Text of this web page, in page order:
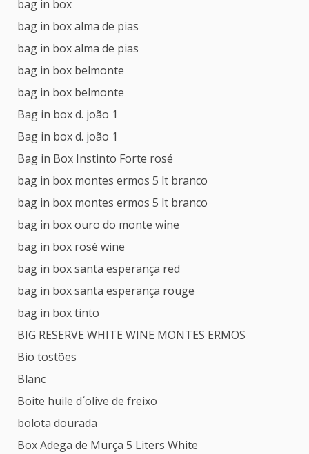
bag in box
bag in box alma de pias
bag in box alma de pias
bag in box belmonte
bag in box belmonte
Bag in box d. joão 1
Bag in box d. joão 1
Bag in Box Instinto Forte rosé
bag in box montes ermos 5 lt branco
bag in box montes ermos 5 lt branco
bag in box ouro do monte wine
bag in box rosé wine
bag in box santa esperança red
bag in box santa esperança rouge
bag in box tinto
BIG RESERVE WHITE WINE MONTES ERMOS
Bio tostões
Blanc
Boite huile d´olive de freixo
bolota dourada
Box Adega de Murça 5 Liters White